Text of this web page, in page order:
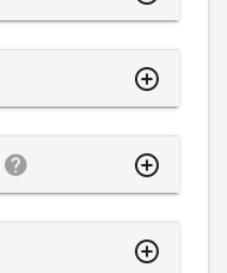
highlight_off
highlight_off
highlight_off